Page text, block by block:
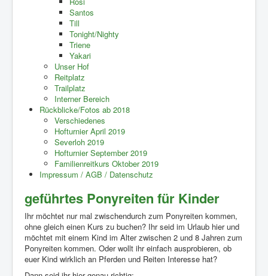
Santos
Till
Tonight/Nighty
Triene
Yakari
Unser Hof
Reitplatz
Trailplatz
Interner Bereich
Rückblicke/Fotos ab 2018
Verschiedenes
Hofturnier April 2019
Severloh 2019
Hofturnier September 2019
Familienreitkurs Oktober 2019
Impressum / AGB / Datenschutz
geführtes Ponyreiten für Kinder
Ihr möchtet nur mal zwischendurch zum Ponyreiten kommen,
ohne gleich einen Kurs zu buchen? Ihr seid im Urlaub hier und
möchtet mit einem Kind im Alter zwischen 2 und 8 Jahren zum
Ponyreiten kommen. Oder wollt ihr einfach ausprobieren, ob
euer Kind wirklich an Pferden und Reiten Interesse hat?